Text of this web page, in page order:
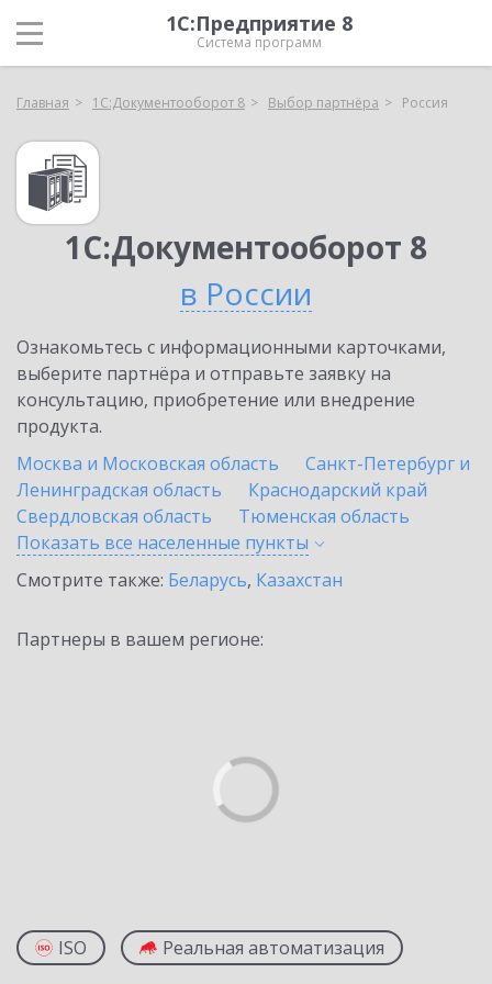
1С:Предприятие 8
Система программ
Главная 1С:Документооборот 8 Выбор партнёра Россия
1С:Документооборот 8
в России
Ознакомьтесь с информационными карточками,
выберите партнёра и отправьте заявку на
консультацию, приобретение или внедрение
продукта.
Москва и Московская область
Санкт-Петербург и
Ленинградская область
Краснодарский край
Свердловская область
Тюменская область
Показать все населенные пункты
Смотрите также: Беларусь, Казахстан
Партнеры в вашем регионе:
ISO Реальная автоматизация